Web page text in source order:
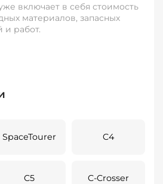
включает в себя стоимость
материалов, запасных
и работ.
SpaceTourer C4
C5 C-Crosser